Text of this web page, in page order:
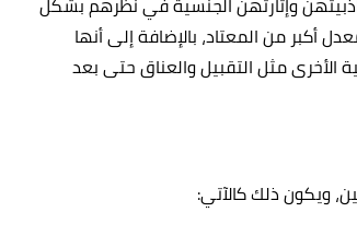
أكبر من المعتاد، بالإضافة إلى أنها
مثل التقبيل والعناق حتى بعد
ويكون ذلك كالآتي: